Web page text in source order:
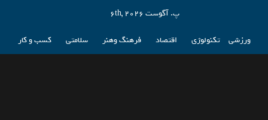
پ. آگوست 6th, 2026
ورزشی تکنولوژی اقتصاد فرهنگ وهنر سلامتی کسب و کار